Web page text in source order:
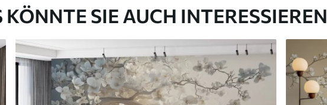
KÖNNTE SIE AUCH INTERESSIEREN